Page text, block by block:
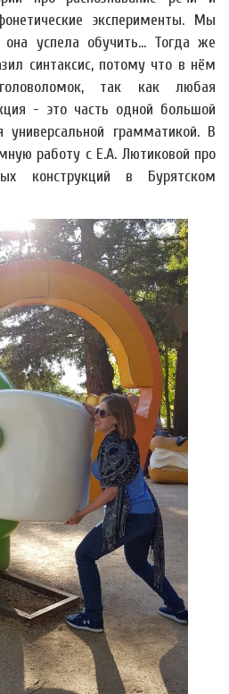
эксперименты. Мы
успела обучить... Тогда же
синтаксис, потому что в нём
так как любая
- это часть одной большой
универсальной грамматикой. В
работу с Е.А. Лютиковой про
конструкций в Бурятском